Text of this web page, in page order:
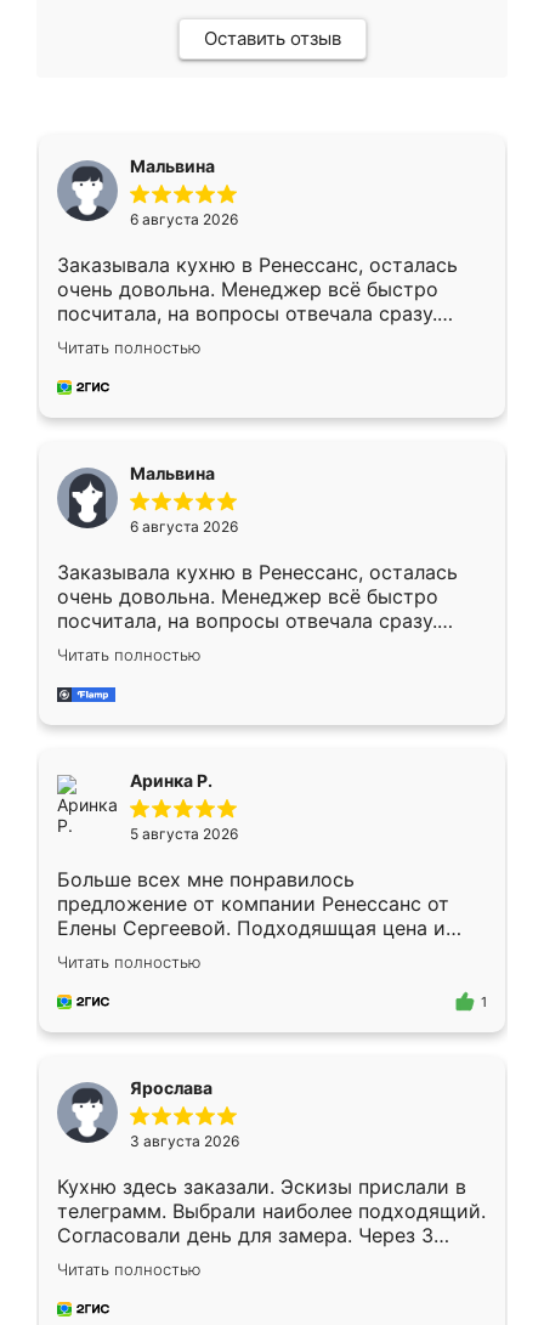
Оставить отзыв
Мальвина
6 августа 2026
Заказывала кухню в Ренессанс, осталась
очень довольна. Менеджер всё быстро
посчитала, на вопросы отвечала сразу.
Замерщик приехал в субботу, подошёл к
делу со всей ответственностью. Собрали
за день, ребята работали аккуратно, даже
Читать полностью
Мальвина
6 августа 2026
Заказывала кухню в Ренессанс, осталась
очень довольна. Менеджер всё быстро
посчитала, на вопросы отвечала сразу.
Замерщик приехал в субботу, подошёл к
делу со всей ответственностью. Собрали
за день, ребята работали аккуратно, даже
Читать полностью
Аринка Р.
5 августа 2026
Больше всех мне понравилось
предложение от компании Ренессанс от
Елены Сергеевой. Подходяшщая цена и
короткие сроки изготовления. Приехавший
для замера сотрудник Владислав
предложил по моему эскизу самый
Читать полностью
1
Ярослава
3 августа 2026
Кухню здесь заказали. Эскизы прислали в
телеграмм. Выбрали наиболее подходящий.
Согласовали день для замера. Через 3
недели кухня была уже готова. Остались
довольны работой. Спасибо Ренессанс
мебель за качественную работу!
Читать полностью